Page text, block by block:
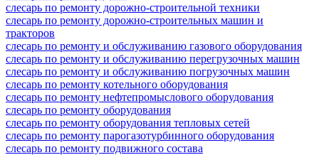
слесарь по ремонту дорожно-строительной техники
слесарь по ремонту дорожно-строительных машин и
тракторов
слесарь по ремонту и обслуживанию газового оборудования
слесарь по ремонту и обслуживанию перегрузочных машин
слесарь по ремонту и обслуживанию погрузочных машин
слесарь по ремонту котельного оборудования
слесарь по ремонту нефтепромыслового оборудования
слесарь по ремонту оборудования
слесарь по ремонту оборудования тепловых сетей
слесарь по ремонту парогазотурбинного оборудования
слесарь по ремонту подвижного состава